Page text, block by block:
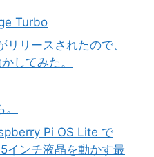
Turbo
リリースされたので、
してみた。
Pi OS Lite で
ンチ液晶を動かす最